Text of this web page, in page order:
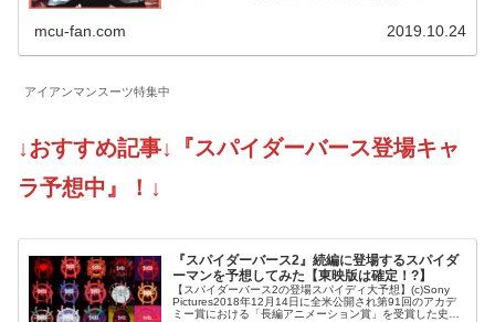
mcu-fan.com 2019.10.24
アイアンマンスーツ特集中
↓おすすめ記事↓『スパイダーバース登場キャ
ラ予想中』！↓
『スパイダーバース2』続編に登場するスパイダ
ーマンを予想してみた【東映版は確定！?】
【スパイダーバース2の登場スパイディ大予想】(c)Sony
Pictures2018年12月14日に全米公開され第91回のアカデ
ミー賞における「長編アニメーション賞」を受賞した史上